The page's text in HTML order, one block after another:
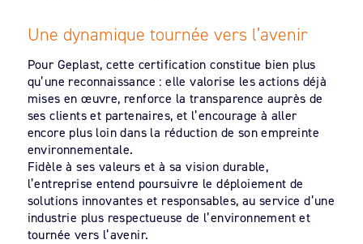
Une dynamique tournée vers l’avenir
Pour Geplast, cette certification constitue bien plus
qu’une reconnaissance : elle valorise les actions déjà
mises en œuvre, renforce la transparence auprès de
ses clients et partenaires, et l’encourage à aller
encore plus loin dans la réduction de son empreinte
environnementale.
Fidèle à ses valeurs et à sa vision durable,
l’entreprise entend poursuivre le déploiement de
solutions innovantes et responsables, au service d’une
industrie plus respectueuse de l’environnement et
tournée vers l’avenir.